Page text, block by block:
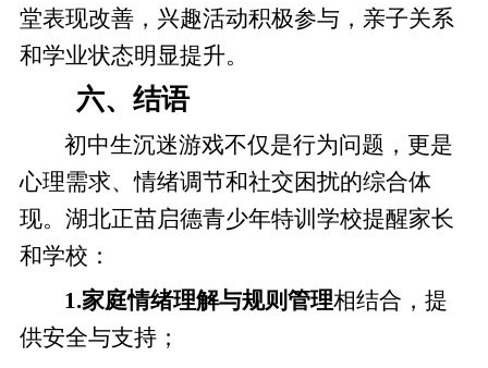
堂表现改善，兴趣活动积极参与，亲子关系
和学业状态明显提升。
六、结语
初中生沉迷游戏不仅是行为问题，更是
心理需求、情绪调节和社交困扰的综合体
现。湖北正苗启德青少年特训学校提醒家长
和学校：
1.家庭情绪理解与规则管理相结合，提
供安全与支持；